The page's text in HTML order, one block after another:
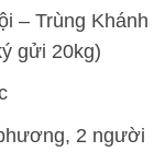
– Trùng Khánh
gửi 20kg)
2 người